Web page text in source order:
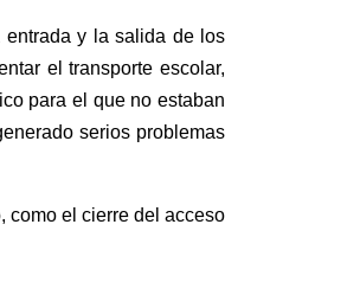
entrada y la salida de los
el transporte escolar,
para el que no estaban
serios problemas
como el cierre del acceso